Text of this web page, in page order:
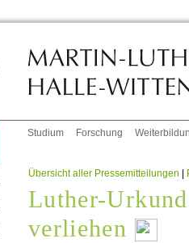
Studium Forschung
Übersicht aller Pressemitteilungen |
Luther-
verliehen